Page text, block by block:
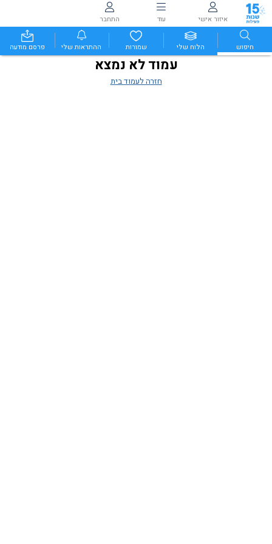
איזור אישי עוד התחבר
חיפוש הלוח שלי שמורות ההתראות שלי פרסם מודעה
עמוד לא נמצא
חזרה לעמוד בית